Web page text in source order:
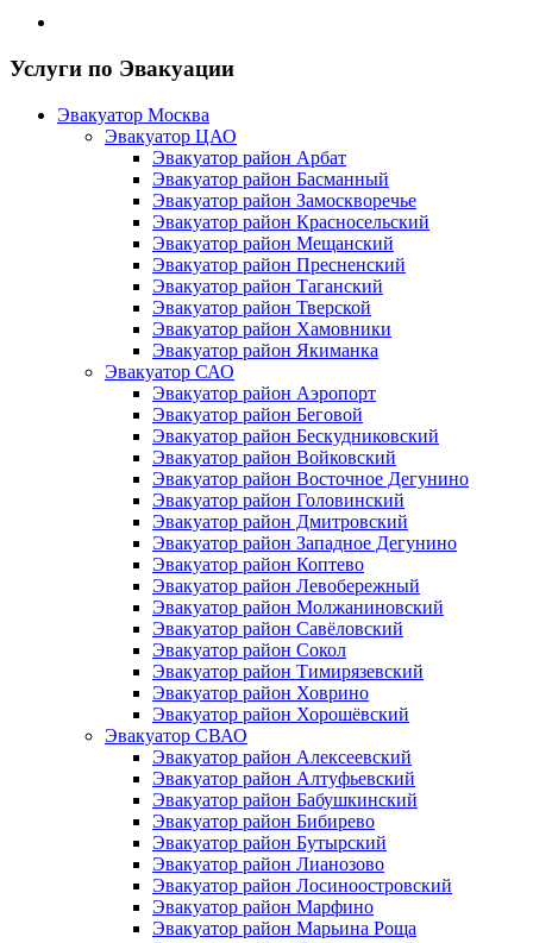
Услуги по Эвакуации
Эвакуатор Москва
Эвакуатор ЦАО
Эвакуатор район Арбат
Эвакуатор район Басманный
Эвакуатор район Замоскворечье
Эвакуатор район Красносельский
Эвакуатор район Мещанский
Эвакуатор район Пресненский
Эвакуатор район Таганский
Эвакуатор район Тверской
Эвакуатор район Хамовники
Эвакуатор район Якиманка
Эвакуатор САО
Эвакуатор район Аэропорт
Эвакуатор район Беговой
Эвакуатор район Бескудниковский
Эвакуатор район Войковский
Эвакуатор район Восточное Дегунино
Эвакуатор район Головинский
Эвакуатор район Дмитровский
Эвакуатор район Западное Дегунино
Эвакуатор район Коптево
Эвакуатор район Левобережный
Эвакуатор район Молжаниновский
Эвакуатор район Савёловский
Эвакуатор район Сокол
Эвакуатор район Тимирязевский
Эвакуатор район Ховрино
Эвакуатор район Хорошёвский
Эвакуатор СВАО
Эвакуатор район Алексеевский
Эвакуатор район Алтуфьевский
Эвакуатор район Бабушкинский
Эвакуатор район Бибирево
Эвакуатор район Бутырский
Эвакуатор район Лианозово
Эвакуатор район Лосиноостровский
Эвакуатор район Марфино
Эвакуатор район Марьина Роща